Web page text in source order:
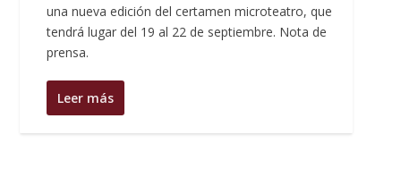
una nueva edición del certamen microteatro, que
tendrá lugar del 19 al 22 de septiembre. Nota de
prensa.
Leer más